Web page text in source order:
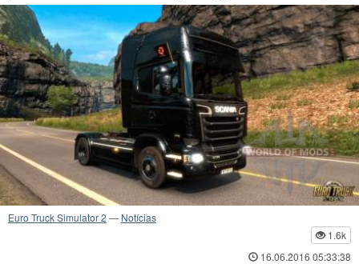
Euro Truck Simulator 2 — Notícias
1.6k
16.06.2016 05:33:38